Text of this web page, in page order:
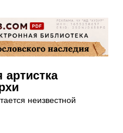
неизвестной